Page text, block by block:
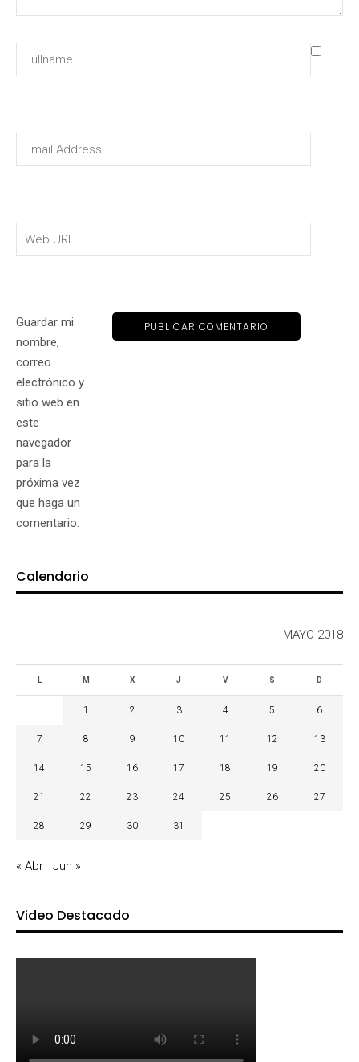
Guardar mi
nombre,
correo
electrónico y
sitio web en
este
navegador
para la
próxima vez
que haga un
comentario.
Calendario
MAYO 2018
L M X J V S D
1 2 3 4 5 6
7 8 9 10 11 12 13
14 15 16 17 18 19 20
21 22 23 24 25 26 27
28 29 30 31
« Abr Jun »
Video Destacado